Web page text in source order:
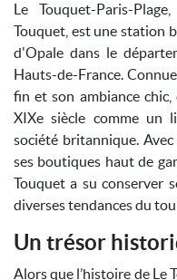
Le Touquet-Paris-
Touquet, est une station
d'Opale dans le
Hauts-de-France.
fin et son ambiance
XIXe siècle comme un
société britannique.
ses boutiques haut de
Touquet a su conserver
diverses tendances du
Un trésor
Alors que l’histoire de Le